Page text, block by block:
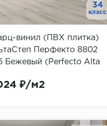
34
класс
винил (ПВХ плитка)
Перфекто 8802
Бежевый (Perfecto Alta
₽/м2